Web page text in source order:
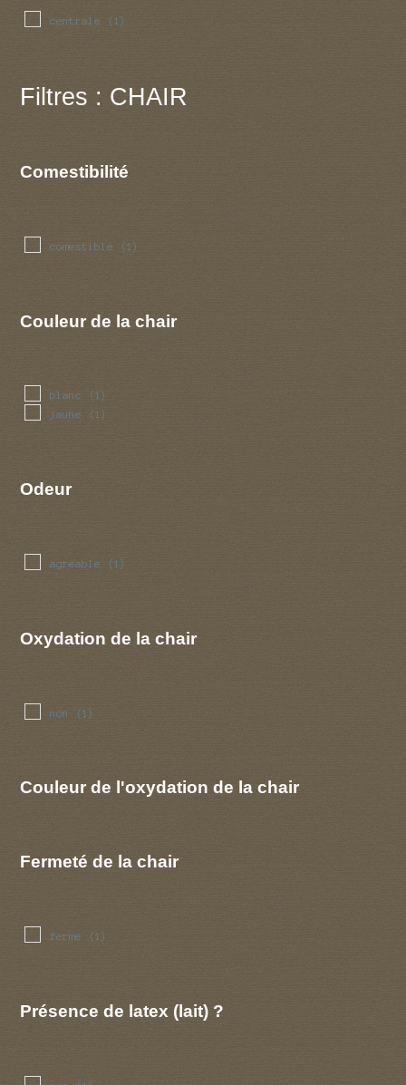
centrale (1)
Filtres : CHAIR
Comestibilité
comestible (1)
Couleur de la chair
blanc (1)
jaune (1)
Odeur
agreable (1)
Oxydation de la chair
non (1)
Couleur de l'oxydation de la chair
Fermeté de la chair
ferme (1)
Présence de latex (lait) ?